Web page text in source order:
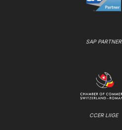
SAP PARTNER
CCER LIIGE